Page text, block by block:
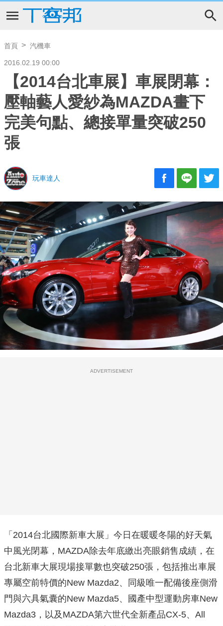
首頁 汽機車
2016.02.19 00:00
【2014台北車展】車展閉幕：
壓軸藝人愛紗為MAZDA畫下
完美句點、總接單量突破250
張
玩車達人
ADVERTISEMENT
「2014台北國際新車大展」今日在暖暖冬陽的好天氣
中風光閉幕，MAZDA除去年底繳出亮眼銷售成績，在
台北新車大展現場接單數也突破250張，包括推出車展
專屬空前特價的New Mazda2、同級唯一配備後座側滑
門與六具氣囊的New Mazda5、國產中型運動房車New
Mazda3，以及MAZDA第六世代全新產品CX-5、All